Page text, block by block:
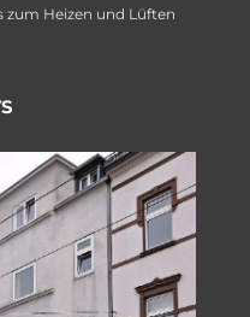
zum Heizen und Lüften